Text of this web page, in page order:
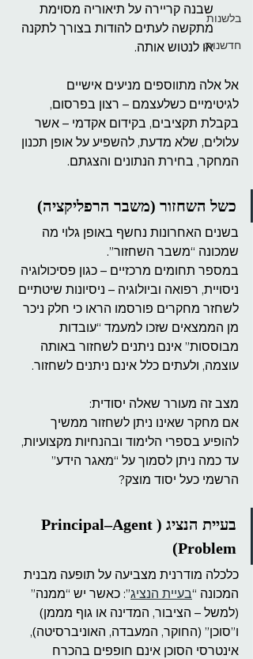
בלשנות
חדשנות
שבנה קריירה על תיאוריה מסוימת
מתקשה לעתים להודות בצורך לתקנה
או לנטוש אותה.
אל אלה מתווספים מניעים אישיים
לגיטימיים כשלעצמם – רצון בפרסום,
בקבלת תקציבים, בקידום אקדמי – אשר
עלולים, שלא מדעת, להשפיע על אופן תכנון
המחקר, בחירת הנתונים והצגתם.
כשל השחזור (משבר הרפליקציה)
בשנים האחרונות נחשף באופן גלוי מה
שמכונה “משבר השחזור”.
במספר תחומים מרכזיים – כגון פסיכולוגיה
ניסויית, רפואה וביולוגיה – ניסיונות שיטתיים
לשחזר מחקרים פורסמו הראו כי חלק ניכר
מן הממצאים שזכו למעמד “עובדות
מבוססות” אינם ניתנים לשחזור באותה
עוצמה, ולעתים כלל אינם ניתנים לשחזור.
מצב זה מעורר שאלה יסודית:
אם מחקר שאינו ניתן לשחזור ממשיך
להופיע בספרי הלימוד ובהנחיות מקצועיות,
עד כמה ניתן לסמוך על “מאגר הידע”
הרשמי כעל יסוד מוצק?
בעיית הנציג (Principal–Agent
Problem)
כלכלה מודרנית מצביעה על תופעה מבנית
המכונה “בעיית הנציג”: כאשר יש “ממנה”
(למשל – הציבור, המדינה או גוף מממן)
ו”סוכן” (החוקר, המעבדה, האוניברסיטה),
אינטרסי הסוכן אינם חופפים בהכרח